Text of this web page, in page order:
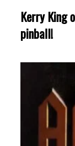
Kerry King
pinball!